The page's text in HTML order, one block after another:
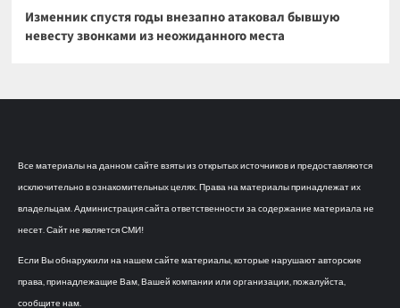
Изменник спустя годы внезапно атаковал бывшую
невесту звонками из неожиданного места
Все материалы на данном сайте взяты из открытых источников и предоставляются
исключительно в ознакомительных целях. Права на материалы принадлежат их
владельцам. Администрация сайта ответственности за содержание материала не
несет. Сайт не является СМИ!
Если Вы обнаружили на нашем сайте материалы, которые нарушают авторские
права, принадлежащие Вам, Вашей компании или организации, пожалуйста,
сообщите нам.